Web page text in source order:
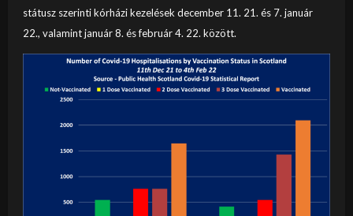
státusz szerinti kórházi kezelések december 11. 21. és 7. január
22., valamint január 8. és február 4. 22. között.